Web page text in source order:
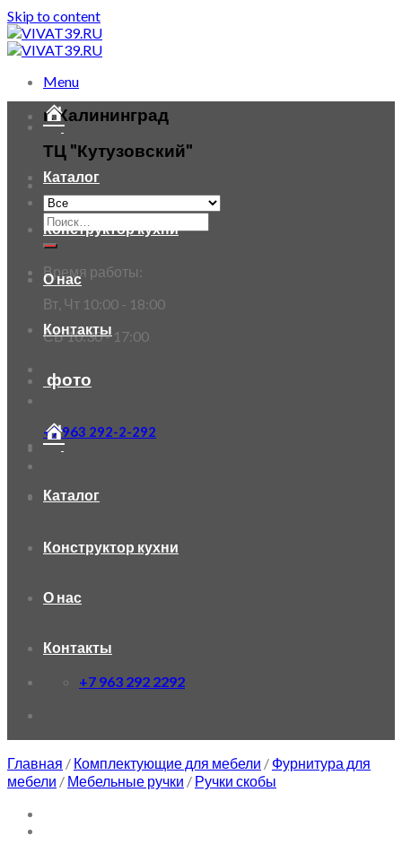
Skip to content
Menu
г. Калининград
ТЦ "Кутузовский"
Время работы:
Вт, Чт 10:00 - 18:00
СБ 10:30 - 17:00
+7 963 292-2-292
Каталог
Конструктор кухни
О нас
Контакты
фото
Каталог
Конструктор кухни
О нас
Контакты
+7 963 292 2292
Главная / Комплектующие для мебели / Фурнитура для
мебели / Мебельные ручки / Ручки скобы